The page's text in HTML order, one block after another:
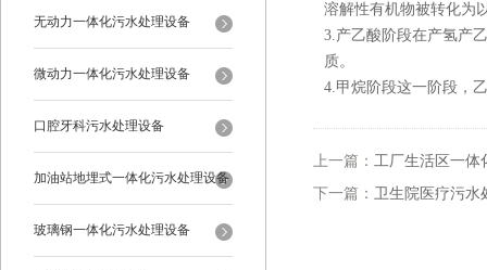
无动力一体化污水处理设备
微动力一体化污水处理设备
口腔牙科污水处理设备
加油站地埋式一体化污水处理设备
玻璃钢一体化污水处理设备
溶解性有机物被转化为
3.产乙酸阶段在产氢产
质。
4.甲烷阶段这一阶段，
上一篇： 工厂生活区一体
下一篇： 卫生院医疗污水